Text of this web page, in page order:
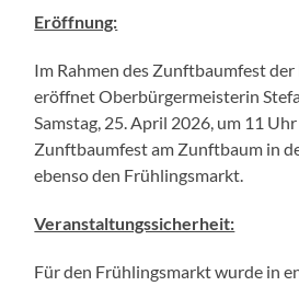
Eröffnung:
Im Rahmen des Zunftbaumfest
eröffnet Oberbürgermeisterin
Samstag, 25. April 2026, um 11
Zunftbaumfest am Zunftbaum in
ebenso den Frühlingsmarkt.
Veranstaltungssicherheit:
Für den Frühlingsmarkt wurde in